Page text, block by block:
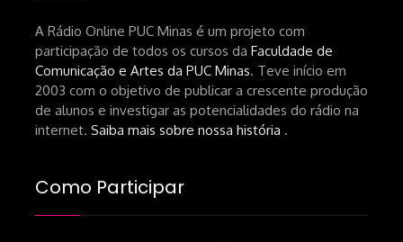
A Rádio Online PUC Minas é um projeto com
participação de todos os cursos da Faculdade de
Comunicação e Artes da PUC Minas. Teve início em
2003 com o objetivo de publicar a crescente produção
de alunos e investigar as potencialidades do rádio na
internet. Saiba mais sobre nossa história .
Como Participar